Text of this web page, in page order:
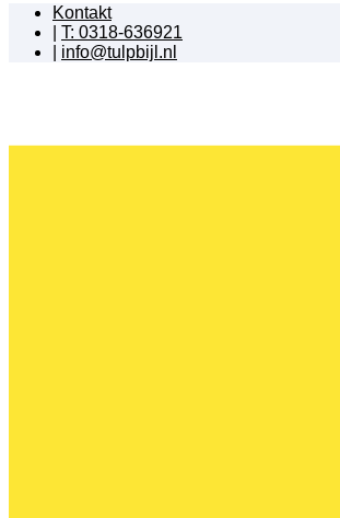
Kontakt
T: 0318-636921
info@tulpbijl.nl